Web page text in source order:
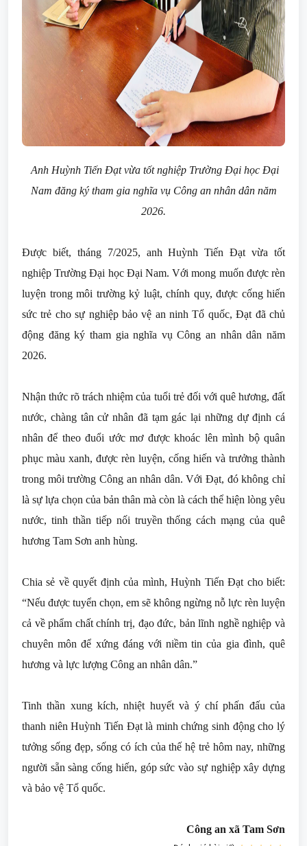
Anh Huỳnh Tiến Đạt vừa tốt nghiệp Trường Đại học Đại
Nam đăng ký tham gia nghĩa vụ Công an nhân dân năm
2026.
Được biết, tháng 7/2025, anh Huỳnh Tiến Đạt vừa tốt
nghiệp Trường Đại học Đại Nam. Với mong muốn được rèn
luyện trong môi trường kỷ luật, chính quy, được cống hiến
sức trẻ cho sự nghiệp bảo vệ an ninh Tổ quốc, Đạt đã chủ
động đăng ký tham gia nghĩa vụ Công an nhân dân năm
2026.
Nhận thức rõ trách nhiệm của tuổi trẻ đối với quê hương, đất
nước, chàng tân cử nhân đã tạm gác lại những dự định cá
nhân để theo đuổi ước mơ được khoác lên mình bộ quân
phục màu xanh, được rèn luyện, cống hiến và trưởng thành
trong môi trường Công an nhân dân. Với Đạt, đó không chỉ
là sự lựa chọn của bản thân mà còn là cách thể hiện lòng yêu
nước, tinh thần tiếp nối truyền thống cách mạng của quê
hương Tam Sơn anh hùng.
Chia sẻ về quyết định của mình, Huỳnh Tiến Đạt cho biết:
“Nếu được tuyển chọn, em sẽ không ngừng nỗ lực rèn luyện
cả về phẩm chất chính trị, đạo đức, bản lĩnh nghề nghiệp và
chuyên môn để xứng đáng với niềm tin của gia đình, quê
hương và lực lượng Công an nhân dân.”
Tinh thần xung kích, nhiệt huyết và ý chí phấn đấu của
thanh niên Huỳnh Tiến Đạt là minh chứng sinh động cho lý
tưởng sống đẹp, sống có ích của thế hệ trẻ hôm nay, những
người sẵn sàng cống hiến, góp sức vào sự nghiệp xây dựng
và bảo vệ Tổ quốc.
Công an xã Tam Sơn